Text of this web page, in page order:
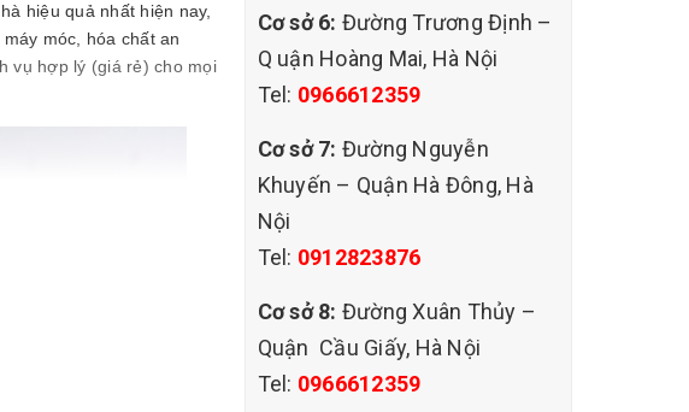
hiệu quả nhất hiện nay,
móc, hóa chất an
vụ hợp lý (giá rẻ) cho mọi
Cơ sở 6: Đường Trương Định –
Q uận Hoàng Mai, Hà Nội
Tel: 0966612359
Cơ sở 7: Đường Nguyễn
Khuyến – Quận Hà Đông, Hà
Nội
Tel: 0912823876
Cơ sở 8: Đường Xuân Thủy –
Quận Cầu Giấy, Hà Nội
Tel: 0966612359